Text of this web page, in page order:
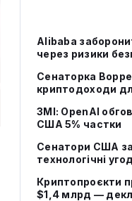
Alibaba
через ризики
Сенаторка
криптодоходи
ЗМІ: OpenAI
США 5% частки
Сенатори США
технологічні
Криптопроєкти
$1,4 млрд —